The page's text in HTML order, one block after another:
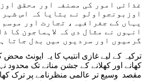
غذائی امور کی مصنفہ اور محقق
اوزبونجواولو نے بتایا کہ اس شہر
یہاں کے جغرافیہ، تجارت اور موسم
انہوں نے مثال دی کہ لاہماجون کا
گرمیوں اور سردیوں میں بدل جاتا
ترکیہ کے لیے غازی انتیپ کا یہ ایونٹ محض
کھانے اور کھلانے کے جشن منانے تک محدود
مقصد وسیع تر عالمی منظرنامے پر ترک